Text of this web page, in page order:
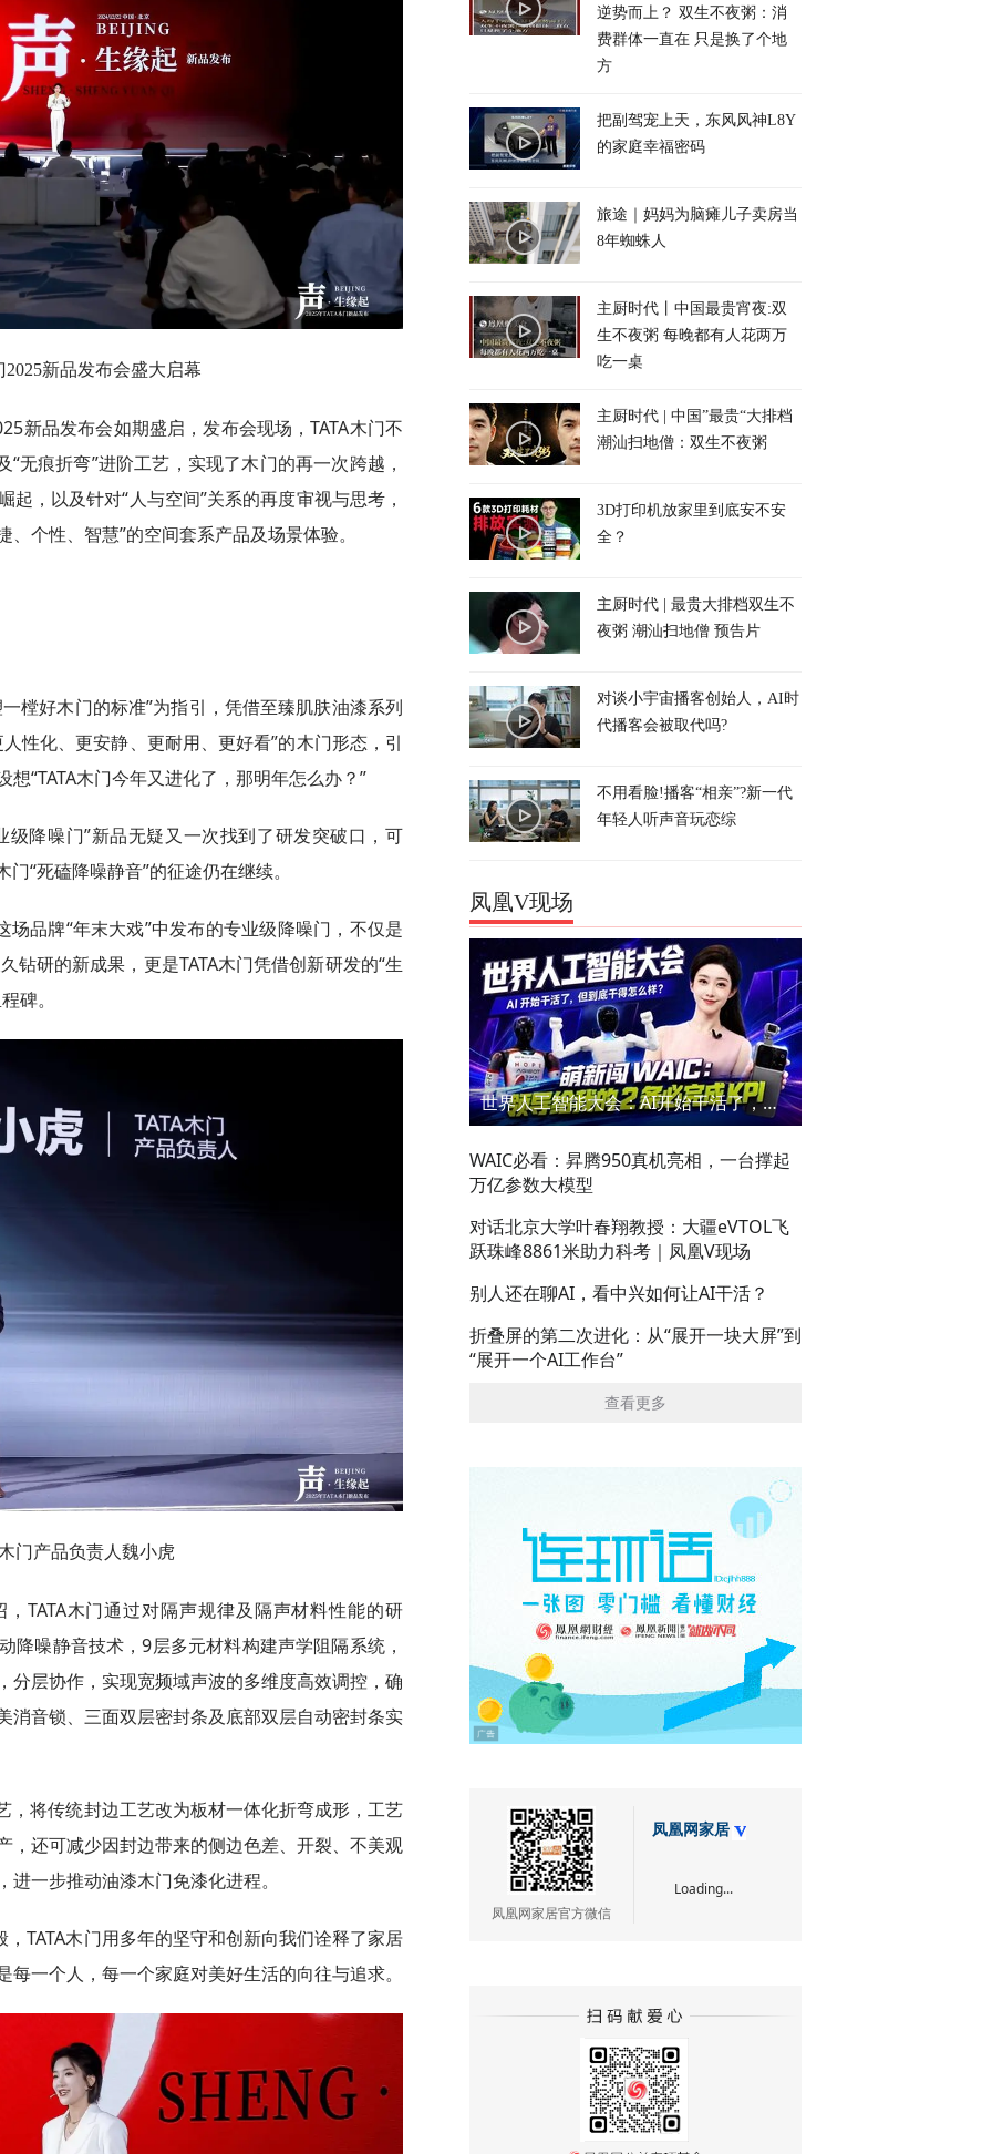
2025新品发布会盛大启幕
新品发布会如期盛启，发布会现场，TATA木门不
无痕折弯”进阶工艺，实现了木门的再一次跨越，
，以及针对“人与空间”关系的再度审视与思考，
、个性、智慧”的空间套系产品及场景体验。
樘好木门的标准”为指引，凭借至臻肌肤油漆系列
性化、更安静、更耐用、更好看”的木门形态，引
“TATA木门今年又进化了，那明年怎么办？”
级降噪门”新品无疑又一次找到了研发突破口，可
“死磕降噪静音”的征途仍在继续。
场品牌“年末大戏”中发布的专业级降噪门，不仅是
钻研的新成果，更是TATA木门凭借创新研发的“生
碑。
门产品负责人魏小虎
TATA木门通过对隔声规律及隔声材料性能的研
降噪静音技术，9层多元材料构建声学阻隔系统，
分层协作，实现宽频域声波的多维度高效调控，确
消音锁、三面双层密封条及底部双层自动密封条实
，将传统封边工艺改为板材一体化折弯成形，工艺
，还可减少因封边带来的侧边色差、开裂、不美观
一步推动油漆木门免漆化进程。
TATA木门用多年的坚守和创新向我们诠释了家居
一个人，每一个家庭对美好生活的向往与追求。
逆势而上？ 双生不夜粥：消
费群体一直在 只是换了个地
方
把副驾宠上天，东风风神L8Y
的家庭幸福密码
旅途｜妈妈为脑瘫儿子卖房当
8年蜘蛛人
主厨时代丨中国最贵宵夜:双
生不夜粥 每晚都有人花两万
吃一桌
主厨时代 | 中国”最贵“大排档
潮汕扫地僧：双生不夜粥
3D打印机放家里到底安不安
全？
主厨时代 | 最贵大排档双生不
夜粥 潮汕扫地僧 预告片
对谈小宇宙播客创始人，AI时
代播客会被取代吗?
不用看脸!播客“相亲”?新一代
年轻人听声音玩恋综
凤凰V现场
世界人工智能大会：AI开始干活了，但到底干的怎么样？萌新闯WAIC
WAIC必看：昇腾950真机亮相，一台撑起
万亿参数大模型
对话北京大学叶春翔教授：大疆eVTOL飞
跃珠峰8861米助力科考｜凤凰V现场
别人还在聊AI，看中兴如何让AI干活？
折叠屏的第二次进化：从“展开一块大屏”到
“展开一个AI工作台”
查看更多
凤凰网家居官方微信
凤凰网家居
Loading...